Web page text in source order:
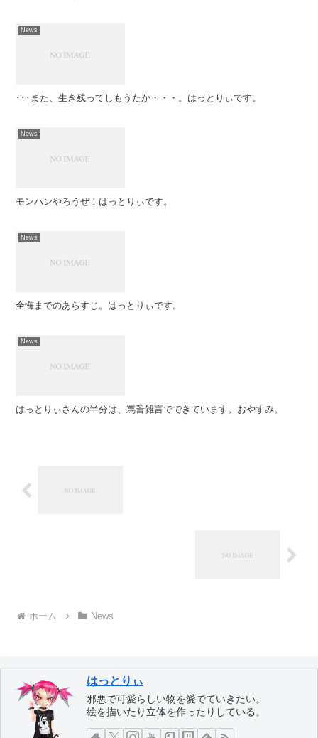
News
･･･また、生き残ってしもうたか・・・。はっとりぃです。
News
モンハンやろうぜ！はっとりぃです。
News
全悔までのあらすじ。はっとりぃです。
News
はっとりぃさんの半分は、罵詈雑言でできています。おやすみ。
ホーム News
はっとりぃ
邪悪で可愛らしい物を愛でていきたい。
絵を描いたり立体を作ったりしている。